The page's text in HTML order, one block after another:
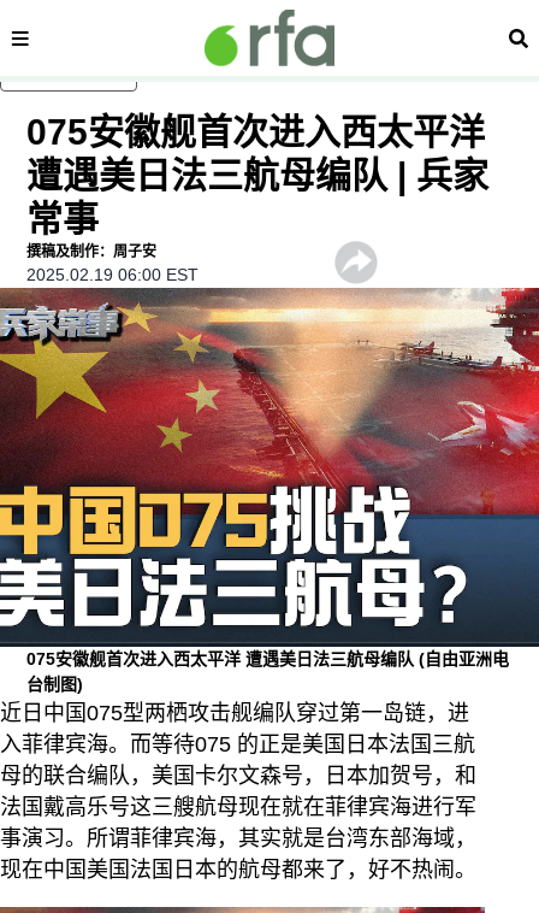
内容分类 搜
075安徽舰首次进入西太平洋
遭遇美日法三航母编队 | 兵家
常事
撰稿及制作：周子安
2025.02.19 06:00 EST
075安徽舰首次进入西太平洋 遭遇美日法三航母编队(自由亚洲电
台制图)
近日中国075型两栖攻击舰编队穿过第一岛链，进
入菲律宾海。而等待075 的正是美国日本法国三航
母的联合编队，美国卡尔文森号，日本加贺号，和
法国戴高乐号这三艘航母现在就在菲律宾海进行军
事演习。所谓菲律宾海，其实就是台湾东部海域，
现在中国美国法国日本的航母都来了，好不热闹。